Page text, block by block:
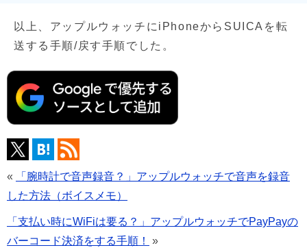
以上、アップルウォッチにiPhoneからSUICAを転
送する手順/戻す手順でした。
«
「腕時計で音声録音？」アップルウォッチで音声を録音
した方法（ボイスメモ）
「支払い時にWiFiは要る？」アップルウォッチでPayPayの
バーコード決済をする手順！
»